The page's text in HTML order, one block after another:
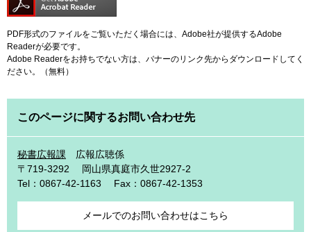
PDF形式のファイルをご覧いただく場合には、Adobe社が提供するAdobe
Readerが必要です。
Adobe Readerをお持ちでない方は、バナーのリンク先からダウンロードしてく
ださい。（無料）
このページに関するお問い合わせ先
秘書広報課
広報広聴係
〒719-3292
岡山県真庭市久世2927-2
Tel：0867-42-1163
Fax：0867-42-1353
メールでのお問い合わせはこちら